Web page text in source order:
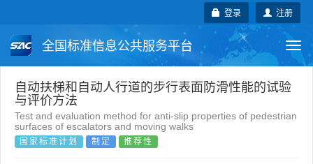
注册
登录
全国标准信息公共服务平台
国家标准 行业标准 地方标准
团体标准 企业标准 国际标准
自动扶梯和自动人行道的步行表面防滑性能的试验
与评价方法
Test and evaluation method for anti-slip properties of pedestrian
surfaces of escalators and moving walks
国家标准计划 制定 推荐性